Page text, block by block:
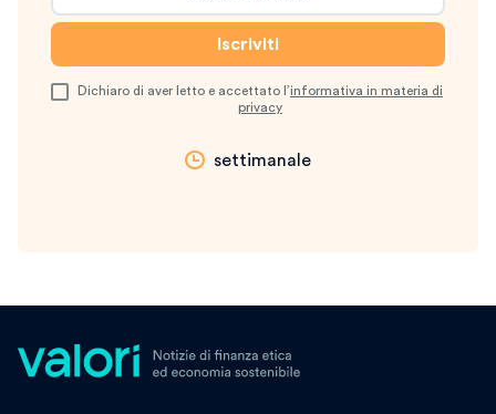
Dichiaro di aver letto e accettato l’informativa in materia di
privacy
settimanale